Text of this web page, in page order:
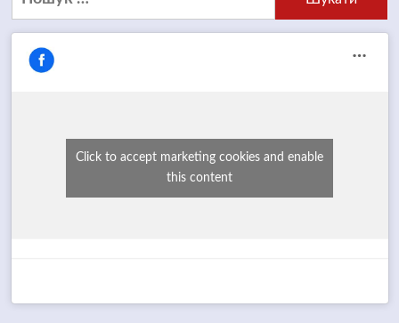
Click to accept marketing cookies and enable
this content